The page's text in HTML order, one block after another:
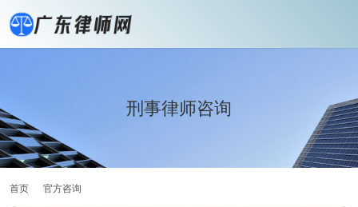
刑事律师咨询
首页 官方咨询